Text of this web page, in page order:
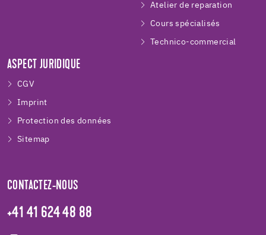
Atelier de reparation
Cours spécialisés
Technico-commercial
ASPECT JURIDIQUE
CGV
Imprint
Protection des données
Sitemap
CONTACTEZ-NOUS
+41 41 624 48 88